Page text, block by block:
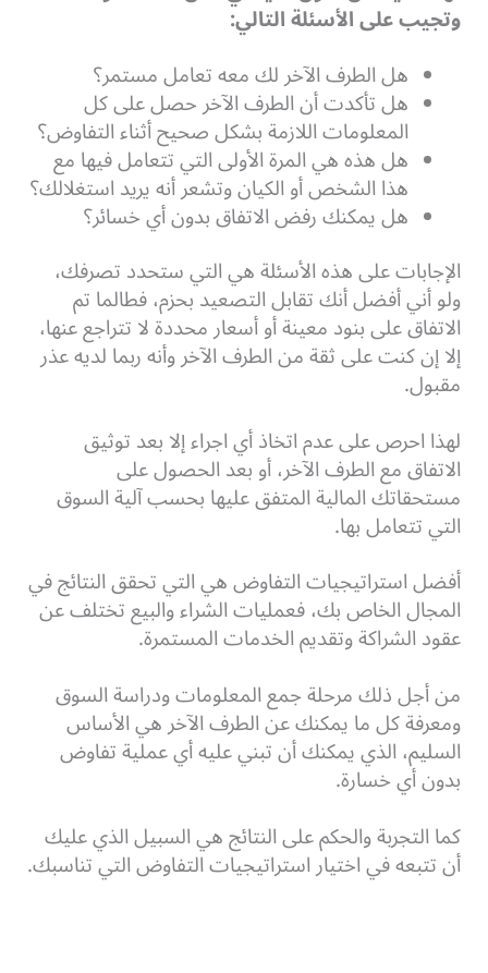
وتجيب على الأسئلة التالي:
هل الطرف الآخر لك معه تعامل مستمر؟
هل تأكدت أن الطرف الآخر حصل على كل
المعلومات اللازمة بشكل صحيح أثناء التفاوض؟
هل هذه هي المرة الأولى التي تتعامل فيها مع
هذا الشخص أو الكيان وتشعر أنه يريد استغلالك؟
هل يمكنك رفض الاتفاق بدون أي خسائر؟
الإجابات على هذه الأسئلة هي التي ستحدد تصرفك،
ولو أني أفضل أنك تقابل التصعيد بحزم، فطالما تم
الاتفاق على بنود معينة أو أسعار محددة لا تتراجع عنها،
إلا إن كنت على ثقة من الطرف الآخر وأنه ربما لديه عذر
مقبول.
لهذا احرص على عدم اتخاذ أي اجراء إلا بعد توثيق
الاتفاق مع الطرف الآخر، أو بعد الحصول على
مستحقاتك المالية المتفق عليها بحسب آلية السوق
التي تتعامل بها.
أفضل استراتيجيات التفاوض هي التي تحقق النتائج في
المجال الخاص بك، فعمليات الشراء والبيع تختلف عن
عقود الشراكة وتقديم الخدمات المستمرة.
من أجل ذلك مرحلة جمع المعلومات ودراسة السوق
ومعرفة كل ما يمكنك عن الطرف الآخر هي الأساس
السليم، الذي يمكنك أن تبني عليه أي عملية تفاوض
بدون أي خسارة.
كما التجربة والحكم على النتائج هي السبيل الذي عليك
أن تتبعه في اختيار استراتيجيات التفاوض التي تناسبك.